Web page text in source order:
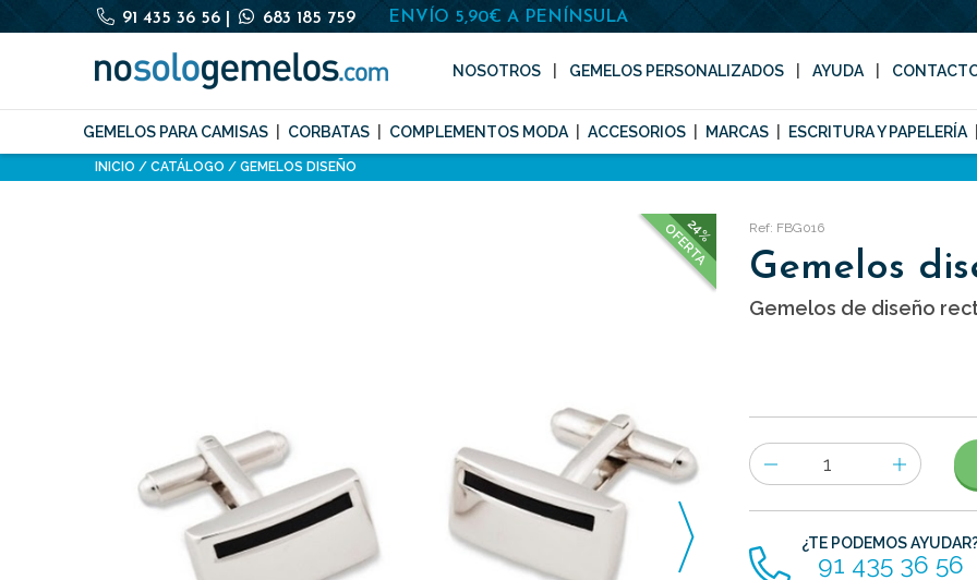
91 435 36 56 683 185 759 ENVÍO 5,90€ A PENÍNSULA
NOSOTROS GEMELOS PERSONALIZADOS AYUDA
GEMELOS PARA CAMISAS CORBATAS COMPLEMENTOS MODA ACCESORIOS MARCAS ESCRITURA Y PAPELERÍA
INICIO CATÁLOGO GEMELOS DISEÑO
24%
OFERTA Ref: FBG016
Gemelos
Gemelos de diseño
Número
de
artículos
¿TE PODEMOS
91 435 36 56